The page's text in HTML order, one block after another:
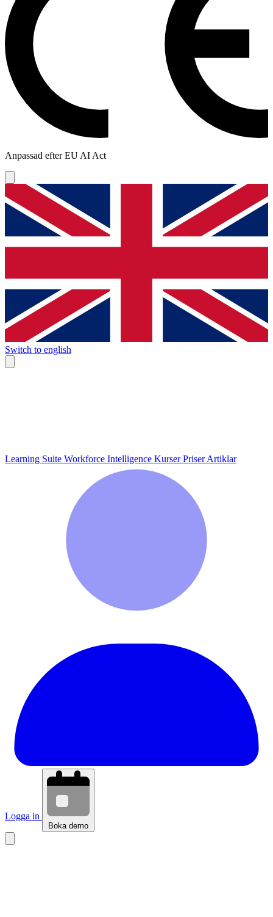
Anpassad efter EU AI Act
Switch to english
Learning Suite Workforce Intelligence KurserPriserArtiklar
Logga in
Boka demo